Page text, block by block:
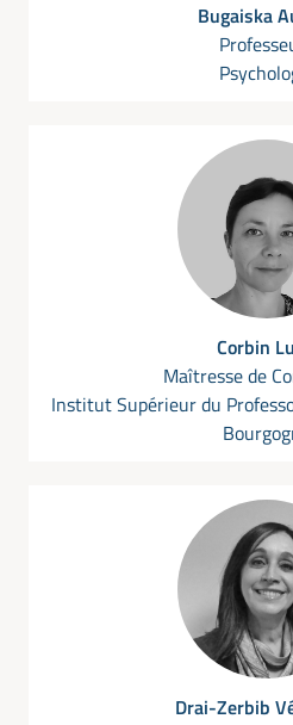
Bugaiska
Corbin
Maîtresse de
Institut Supérieur du
Drai-Zerbib